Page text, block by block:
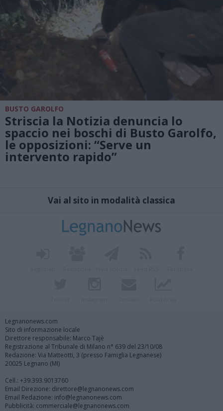
BUSTO GAROLFO
Striscia la Notizia denuncia lo
spaccio nei boschi di Busto Garolfo,
le opposizioni: “Serve un
intervento rapido”
Vai al sito in modalità classica
Legnanonews.com
Sito di informazione locale
Direttore responsabile: Marco Tajè
Registrazione al Tribunale di Milano n° 639 del 23/10/08
Redazione: Via Matteotti, 3 (presso Famiglia Legnanese)
20025 Legnano (MI)
Cell.: +39.393.9013760
Email Direzione: direttore@legnanonews.com
Email Redazione: info@legnanonews.com
Pubblicità: commerciale@legnanonews.com